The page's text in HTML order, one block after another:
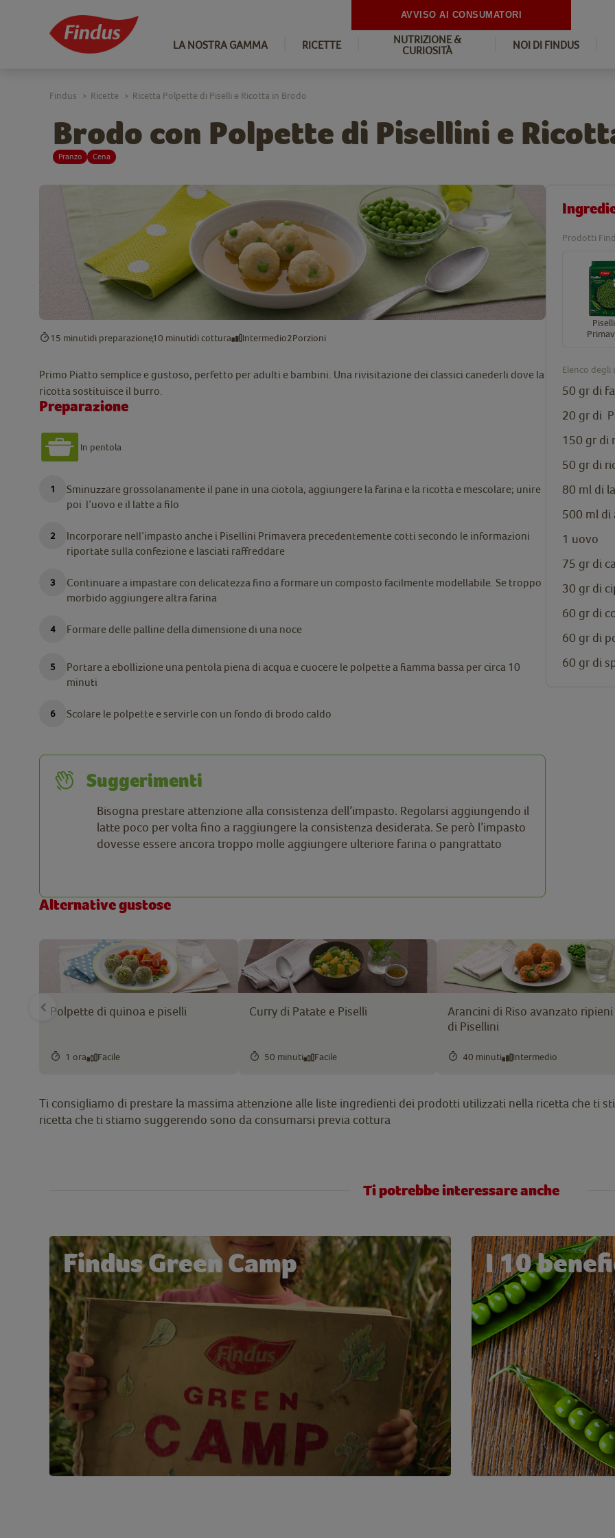
LA NOSTRA GAMMA RICETTE
NUTRIZIONE &
CURIOSITÀ
NOI DI FINDUS
Brodo con Polpette di Pisellini e
Pranzo Cena
Findus > Ricette > Ricetta Polpette di Piselli e Ricotta in Brodo
15 minutidi preparazione10 minutidi cottura Intermedio2Porzioni
Primo Piatto semplice e gustoso, perfetto per adulti e bambini. Una rivisitazione dei classici canederli dove la
ricotta sostituisce il burro.
Preparazione
In pentola
Sminuzzare grossolanamente il pane in una ciotola, aggiungere la farina e la ricotta e mescolare; unire
poi l’uovo e il latte a filo
Incorporare nell’impasto anche i Pisellini Primavera precedentemente cotti secondo le informazioni
riportate sulla confezione e lasciati raffreddare
Continuare a impastare con delicatezza fino a formare un composto facilmente modellabile. Se troppo
morbido aggiungere altra farina
Formare delle palline della dimensione di una noce
Portare a ebollizione una pentola piena di acqua e cuocere le polpette a fiamma bassa per circa 10
minuti
Scolare le polpette e servirle con un fondo di brodo caldo
Suggerimenti
Bisogna prestare attenzione alla consistenza dell’impasto. Regolarsi aggiungendo il
latte poco per volta fino a raggiungere la consistenza desiderata. Se però l’impasto
dovesse essere ancora troppo molle aggiungere ulteriore farina o pangrattato
Prodotti
Elenco
50 gr di
20 gr di
150 gr di
50 gr di
80 ml di
500 ml di
1 uovo
75 gr di
30 gr di
60 gr di
60 gr di
60 gr di
Alternative gustose
Polpette di quinoa e piselli
1 ora Facile
Curry di Patate e Piselli
50 minuti Facile
Arancini di Riso avanzato ripieni
di Pisellini
40 minuti Intermedio
Ti consigliamo di prestare la massima attenzione alle liste ingredienti dei prodotti utilizzati nella ricetta che ti
ricetta che ti stiamo suggerendo sono da consumarsi previa cottura
Ti potrebbe interessare anche
Findus Green Camp I 10
AVVISO AI CONSUMATORI